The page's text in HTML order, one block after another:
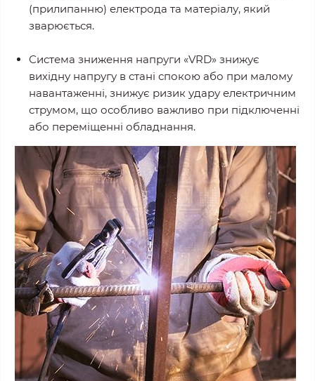
(прилипанню) електрода та матеріалу, який
зварюється.
Система зниження напруги «VRD» знижує
вихідну напругу в стані спокою або при малому
навантаженні, знижує ризик удару електричним
струмом, що особливо важливо при підключенні
або переміщенні обладнання.